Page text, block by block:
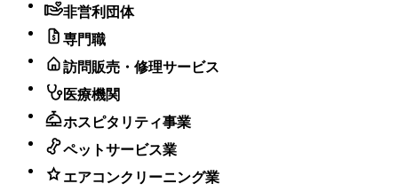
非営利団体
専門職
訪問販売・修理サービス
医療機関
ホスピタリティ事業
ペットサービス業
エアコンクリーニング業